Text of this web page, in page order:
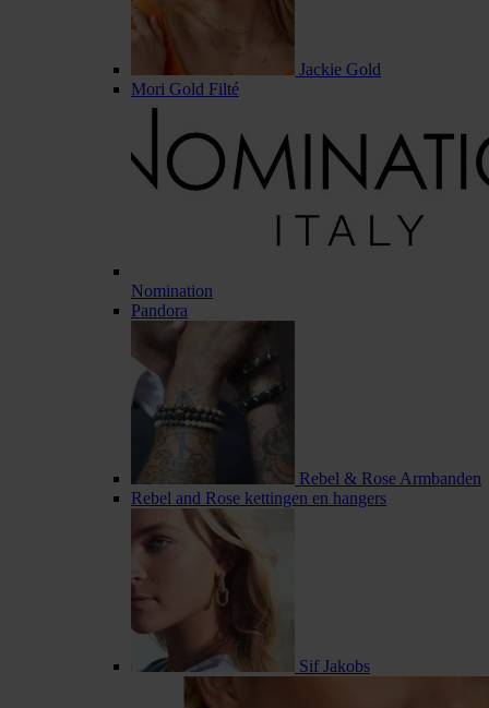
Jackie Gold
Mori Gold Filté
Nomination
Pandora
Rebel & Rose Armbanden
Rebel and Rose kettingen en hangers
Sif Jakobs